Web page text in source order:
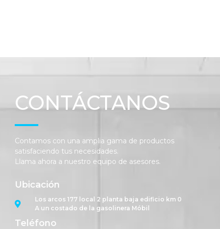
CONTÁCTANOS
Contamos con una amplia gama de productos
satisfaciendo tus necesidades.
Llama ahora a nuestro equipo de asesores.
Ubicación
Los arcos 177 local 2 planta baja edificio km 0
A un costado de la gasolinera Móbil
Teléfono